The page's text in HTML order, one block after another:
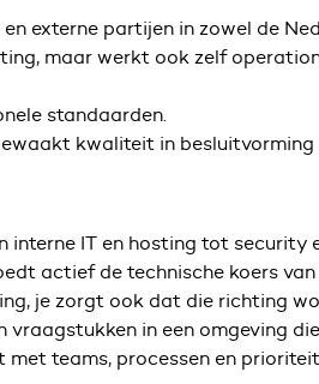
externe partijen in zowel de
maar werkt ook zelf
standaarden.
kwaliteit in besluitvorming
interne IT en hosting tot security
actief de technische koers van
je zorgt ook dat die richting
in een omgeving
teams, processen en